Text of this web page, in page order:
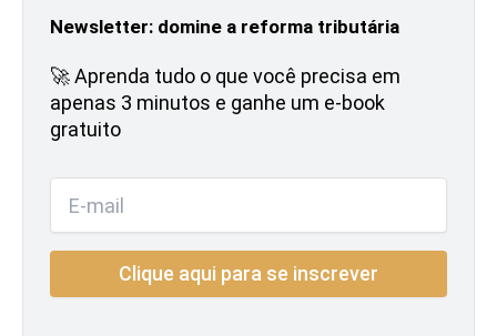
Newsletter: domine a reforma tributária
🚀 Aprenda tudo o que você precisa em
apenas 3 minutos e ganhe um e-book
gratuito